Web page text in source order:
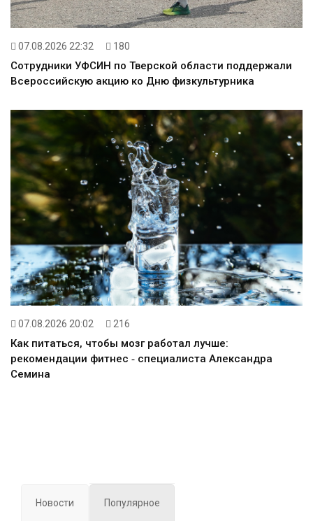
07.08.2026 22:32 180
Сотрудники УФСИН по Тверской области поддержали
Всероссийскую акцию ко Дню физкультурника
07.08.2026 20:02 216
Как питаться, чтобы мозг работал лучше:
рекомендации фитнес ‑ специалиста Александра
Семина
Новости Популярное